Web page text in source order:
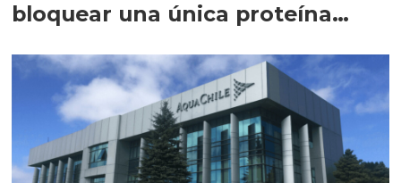
bloquear una única proteína